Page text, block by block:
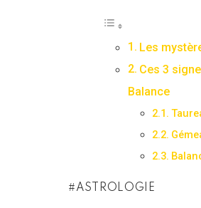
Les
Ces 3
Balance
ASTROLOGIE